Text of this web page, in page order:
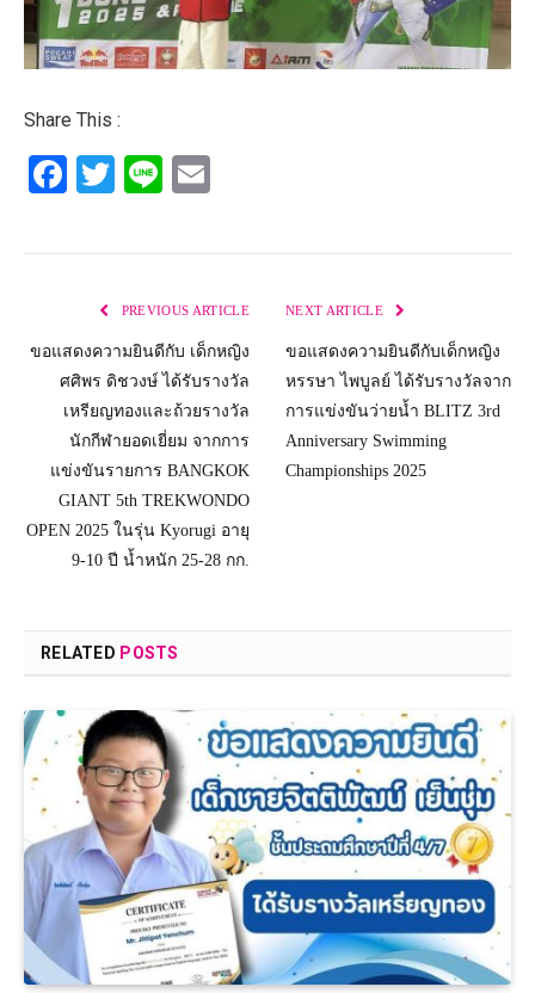
Share This :
Facebook
Twitter
Line
PREVIOUS ARTICLE
ขอแสดงความยินดีกับ เด็กหญิง
ศศิพร ดิชวงษ์ ได้รับรางวัล
เหรียญทองและถ้วยรางวัล
นักกีฬายอดเยี่ยม จากการ
แข่งขันรายการ BANGKOK
GIANT 5th TREKWONDO
OPEN 2025 ในรุ่น Kyorugi อายุ
9-10 ปี น้ำหนัก 25-28 กก.
NEXT ARTICLE
ขอแสดงความยินดีกับเด็กหญิง
หรรษา ไพบูลย์ ได้รับรางวัลจาก
การแข่งขันว่ายน้ำ BLITZ 3rd
Anniversary Swimming
Championships 2025
RELATED POSTS